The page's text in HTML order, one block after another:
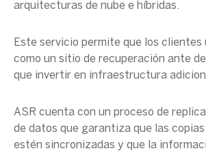
arquitecturas de nube e híbridas.
Este servicio permite que los
como un sitio de recuperación ante
que invertir en infraestructura
ASR cuenta con un proceso de
de datos que garantiza que las copias
estén sincronizadas y que la